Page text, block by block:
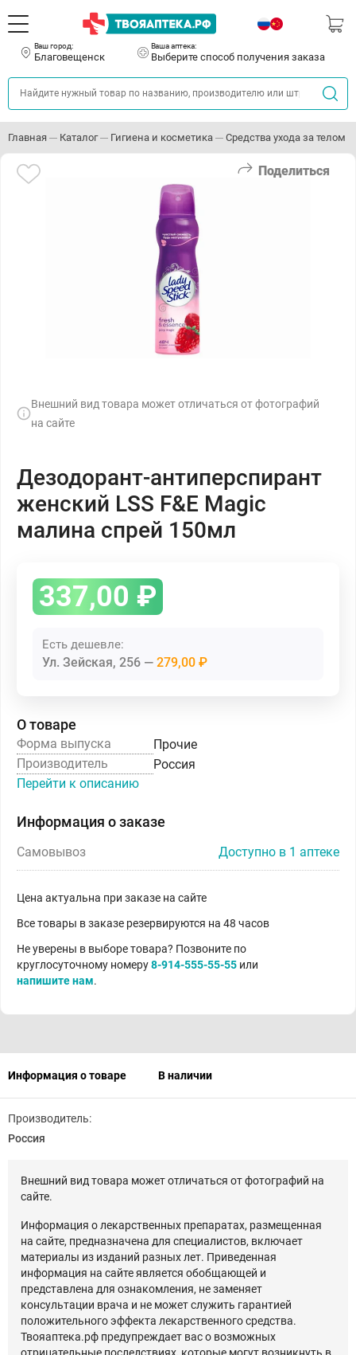
Ваш город:
Благовещенск
Ваша аптека:
Выберите способ получения заказа
Главная Каталог Гигиена и косметика Средства ухода за телом
Поделиться
Внешний вид товара может отличаться от фотографий
на сайте
Дезодорант-антиперспирант
женский LSS F&E Magic
малина спрей 150мл
337,00 ₽
Есть дешевле:
Ул. Зейская, 256 279,00 ₽
О товаре
Форма выпуска
Прочие
Производитель
Россия
Перейти к описанию
Информация о заказе
Самовывоз Доступно в 1 аптеке
Цена актуальна при заказе на сайте
Все товары в заказе резервируются на 48 часов
Не уверены в выборе товара? Позвоните по
круглосуточному номеру8-914-555-55-55 или
напишите нам.
Информация о товаре В наличии
Производитель:
Россия
Внешний вид товара может отличаться от фотографий на
сайте.
Информация о лекарственных препаратах, размещенная
на сайте, предназначена для специалистов, включает
материалы из изданий разных лет. Приведенная
информация на сайте является обобщающей и
представлена для ознакомления, не заменяет
консультации врача и не может служить гарантией
положительного эффекта лекарственного средства.
Твояаптека.рф предупреждает вас о возможных